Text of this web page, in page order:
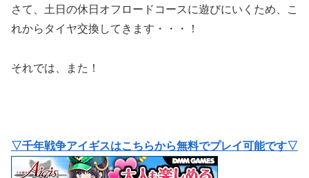
さて、土日の休日オフロードコースに遊びにいくため、こ
れからタイヤ交換してきます・・・！
それでは、また！
▽千年戦争アイギスはこちらから無料でプレイ可能です▽